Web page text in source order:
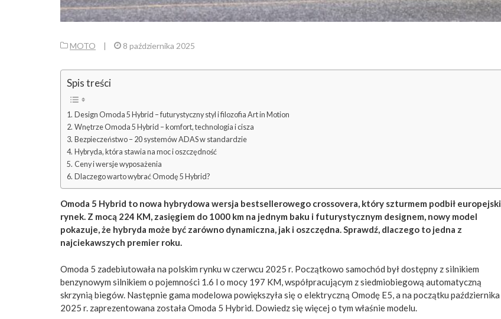
MOTO | 8 października 2025
Spis treści
Design Omoda 5 Hybrid – futurystyczny styl i filozofia Art in Motion
Wnętrze Omoda 5 Hybrid – komfort, technologia i cisza
Bezpieczeństwo – 20 systemów ADAS w standardzie
Hybryda, która stawia na moc i oszczędność
Ceny i wersje wyposażenia
Dlaczego warto wybrać Omodę 5 Hybrid?
Omoda 5 Hybrid to nowa hybrydowa wersja bestsellerowego crossovera, który szturmem podbił europejski
rynek. Z mocą 224 KM, zasięgiem do 1000 km na jednym baku i futurystycznym designem, nowy model
pokazuje, że hybryda może być zarówno dynamiczna, jak i oszczędna. Sprawdź, dlaczego to jedna z
najciekawszych premier roku.
Omoda 5 zadebiutowała na polskim rynku w czerwcu 2025 r. Początkowo samochód był dostępny z silnikiem
benzynowym silnikiem o pojemności 1.6 l o mocy 197 KM, współpracującym z siedmiobiegową automatyczną
skrzynią biegów. Następnie gama modelowa powiększyła się o elektryczną Omodę E5, a na początku października
2025 r. zaprezentowana została Omoda 5 Hybrid. Dowiedz się więcej o tym właśnie modelu.